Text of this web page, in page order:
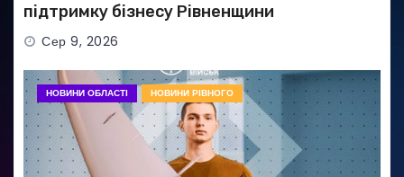
підтримку бізнесу Рівненщини
Сер 9, 2026
НОВИНИ ОБЛАСТІ НОВИНИ РІВНОГО